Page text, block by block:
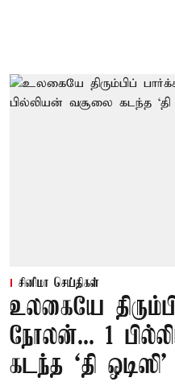
சினிமா செய்திகள்
உலகையே
நோலன்... 1
கடந்த ‘தி ஒடிஸி’